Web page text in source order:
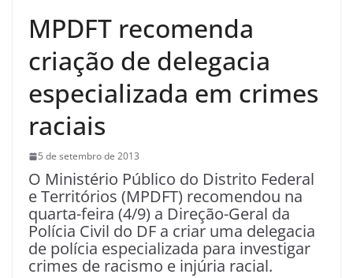
MPDFT recomenda
criação de delegacia
especializada em crimes
raciais
5 de setembro de 2013
O Ministério Público do Distrito Federal
e Territórios (MPDFT) recomendou na
quarta-feira (4/9) a Direção-Geral da
Polícia Civil do DF a criar uma delegacia
de polícia especializada para investigar
crimes de racismo e injúria racial.